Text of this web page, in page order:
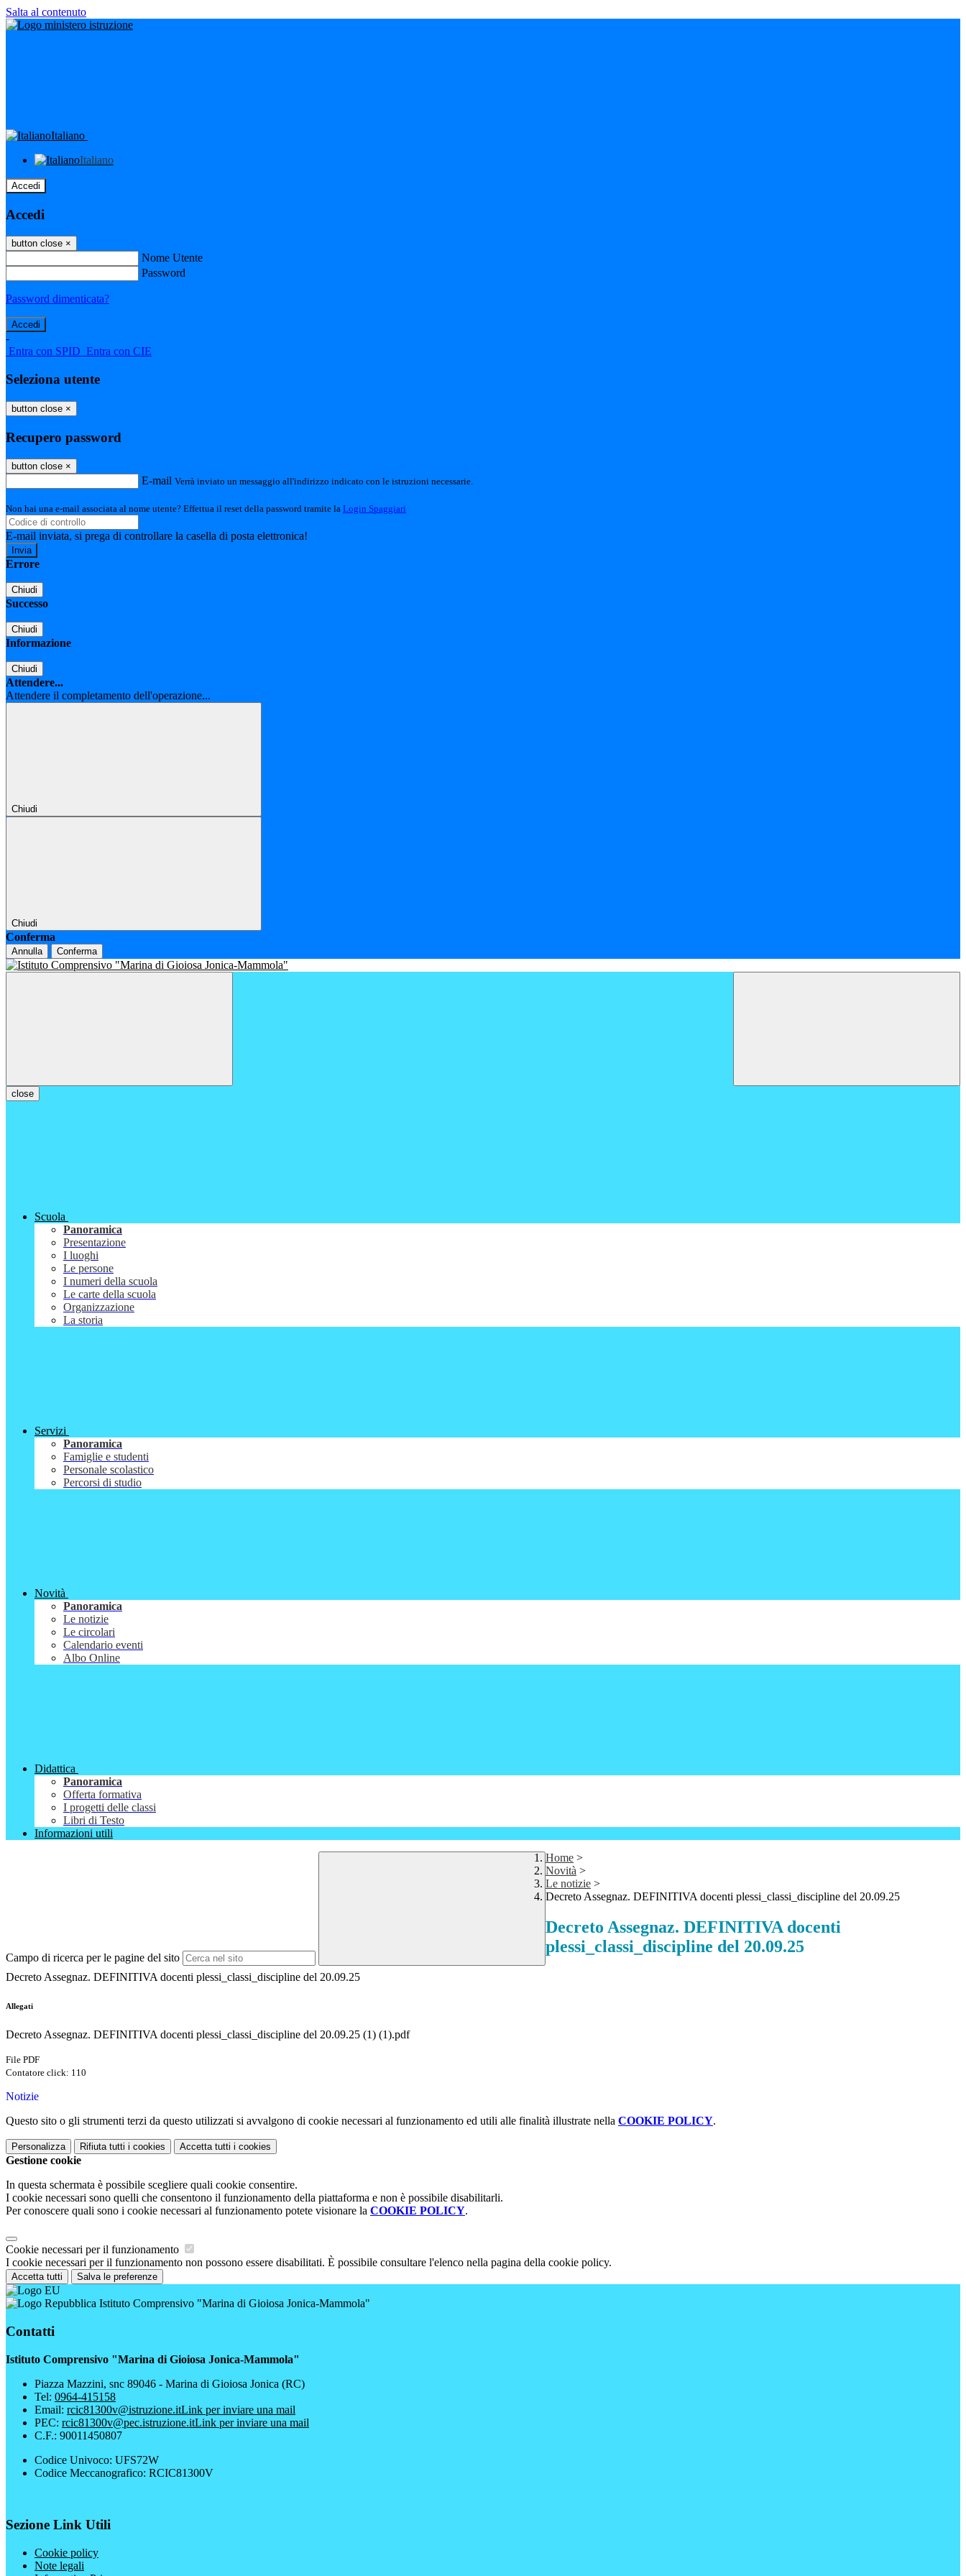
Salta al contenuto
Italiano
Italiano
Accedi
Accedi
button close ×
Nome Utente
Password
Password dimenticata?
-
Entra con SPID Entra con CIE
Seleziona utente
button close ×
Recupero password
button close ×
E-mail Verrà inviato un messaggio all'indirizzo indicato con le istruzioni necessarie.
Non hai una e-mail associata al nome utente? Effettua il reset della password tramite la Login Spaggiari
E-mail inviata, si prega di controllare la casella di posta elettronica!
Errore
Chiudi
Successo
Chiudi
Informazione
Chiudi
Attendere...
Attendere il completamento dell'operazione...
Chiudi
Chiudi
Conferma
Annulla Conferma
close
Scuola
Panoramica
Presentazione
I luoghi
Le persone
I numeri della scuola
Le carte della scuola
Organizzazione
La storia
Servizi
Panoramica
Famiglie e studenti
Personale scolastico
Percorsi di studio
Novità
Panoramica
Le notizie
Le circolari
Calendario eventi
Albo Online
Didattica
Panoramica
Offerta formativa
I progetti delle classi
Libri di Testo
Informazioni utili
Campo di ricerca per le pagine del sito
Home >
Novità >
Le notizie >
Decreto Assegnaz. DEFINITIVA docenti plessi_classi_discipline del 20.09.25
Decreto Assegnaz. DEFINITIVA docenti
plessi_classi_discipline del 20.09.25
Decreto Assegnaz. DEFINITIVA docenti plessi_classi_discipline del 20.09.25
Allegati
Decreto Assegnaz. DEFINITIVA docenti plessi_classi_discipline del 20.09.25 (1) (1).pdf
File PDF
Contatore click: 110
Notizie
Questo sito o gli strumenti terzi da questo utilizzati si avvalgono di cookie necessari al funzionamento ed utili alle finalità illustrate nella COOKIE POLICY.
Personalizza Rifiuta tutti i cookies Accetta tutti i cookies
Gestione cookie
In questa schermata è possibile scegliere quali cookie consentire.
I cookie necessari sono quelli che consentono il funzionamento della piattaforma e non è possibile disabilitarli.
Per conoscere quali sono i cookie necessari al funzionamento potete visionare la COOKIE POLICY.
Cookie necessari per il funzionamento
I cookie necessari per il funzionamento non possono essere disabilitati. È possibile consultare l'elenco nella pagina della cookie policy.
Accetta tutti Salva le preferenze
Istituto Comprensivo "Marina di Gioiosa Jonica-Mammola"
Contatti
Istituto Comprensivo "Marina di Gioiosa Jonica-Mammola"
Piazza Mazzini, snc 89046 - Marina di Gioiosa Jonica (RC)
Tel: 0964-415158
Email: rcic81300v@istruzione.itLink per inviare una mail
PEC: rcic81300v@pec.istruzione.itLink per inviare una mail
C.F.: 90011450807
Codice Univoco: UFS72W
Codice Meccanografico: RCIC81300V
Sezione Link Utili
Cookie policy
Note legali